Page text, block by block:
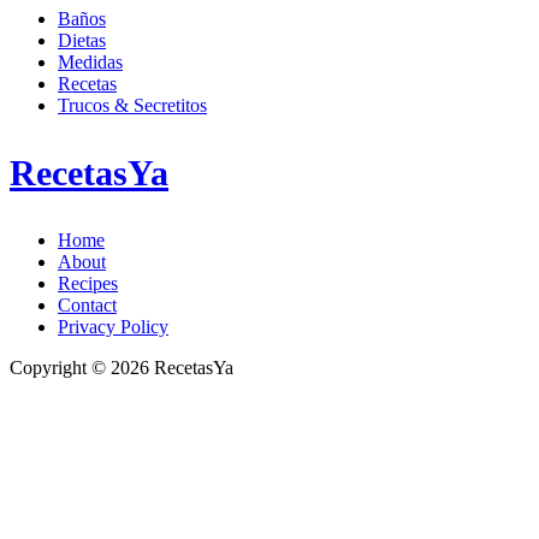
Baños
Dietas
Medidas
Recetas
Trucos & Secretitos
RecetasYa
Home
About
Recipes
Contact
Privacy Policy
Copyright © 2026 RecetasYa